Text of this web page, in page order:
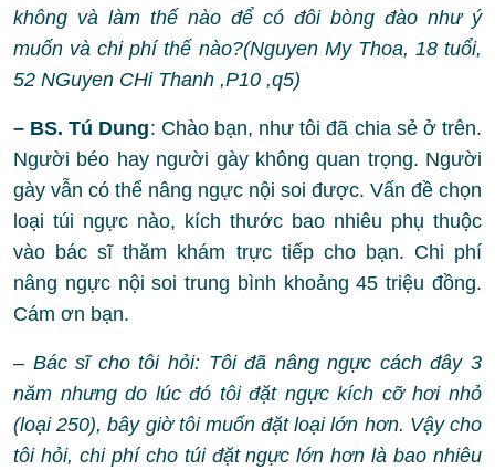
không và làm thế nào để có đôi bòng đào như ý
muốn và chi phí thế nào?(Nguyen My Thoa, 18 tuổi,
52 NGuyen CHi Thanh ,P10 ,q5)
– BS. Tú Dung: Chào bạn, như tôi đã chia sẻ ở trên.
Người béo hay người gày không quan trọng. Người
gày vẫn có thể nâng ngực nội soi được. Vấn đề chọn
loại túi ngực nào, kích thước bao nhiêu phụ thuộc
vào bác sĩ thăm khám trực tiếp cho bạn. Chi phí
nâng ngực nội soi trung bình khoảng 45 triệu đồng.
Cám ơn bạn.
– Bác sĩ cho tôi hỏi: Tôi đã nâng ngực cách đây 3
năm nhưng do lúc đó tôi đặt ngực kích cỡ hơi nhỏ
(loại 250), bây giờ tôi muốn đặt loại lớn hơn. Vậy cho
tôi hỏi, chi phí cho túi đặt ngực lớn hơn là bao nhiêu